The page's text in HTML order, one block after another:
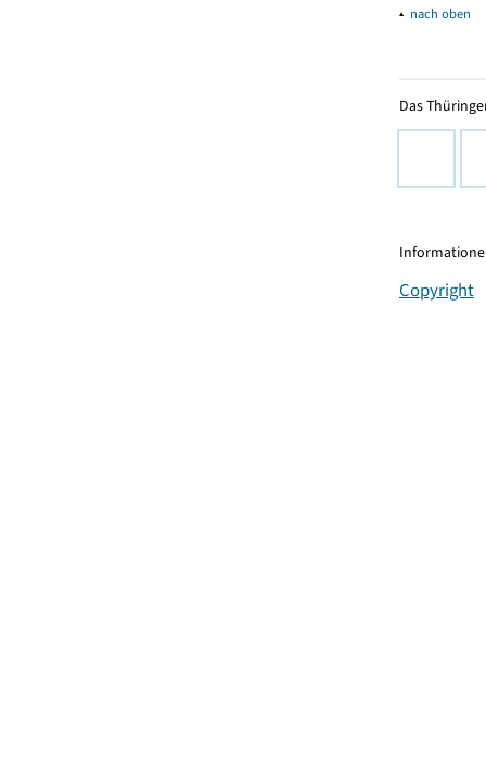
▴ nach oben
Das
Copyright